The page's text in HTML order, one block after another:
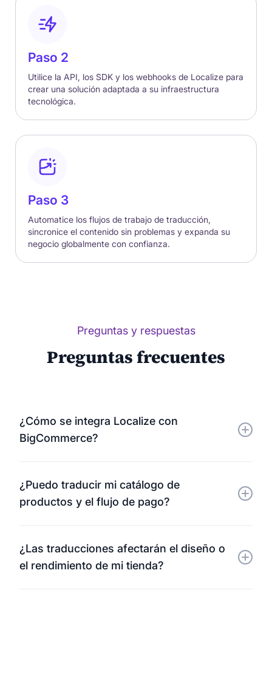
Paso 2
Utilice la API, los SDK y los webhooks de Localize para
crear una solución adaptada a su infraestructura
tecnológica.
Paso 3
Automatice los flujos de trabajo de traducción,
sincronice el contenido sin problemas y expanda su
negocio globalmente con confianza.
Preguntas y respuestas
Preguntas frecuentes
¿Cómo se integra Localize con
BigCommerce?
BigCommerce mediante un sencillo fragmento de
JavaScript . Detecta y traduce automáticamente
modificar el tema.
¿Puedo traducir mi catálogo de
productos y el flujo de pago?
títulos de los productos, las descripciones, los
menús, los pasos para completar la compra y las
¿Las traducciones afectarán el diseño o
el rendimiento de mi tienda?